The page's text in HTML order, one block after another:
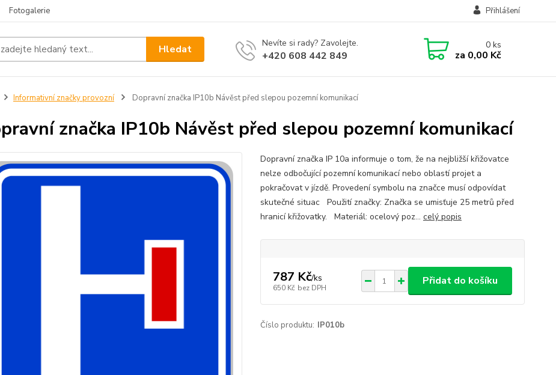
Fotogalerie Přihlášení
Hledat Nevíte si rady? Zavolejte.
+420 608 442 849
0ks
za 0,00 Kč
Informativní značky provozní Dopravní značka IP10b Návěst před slepou pozemní komunikací
značka IP10b Návěst před slepou pozemní komunikací
Dopravní značka IP 10a informuje o tom, že na nejbližší křižovatce
nelze odbočující pozemní komunikací nebo oblastí projet a
pokračovat v jízdě. Provedení symbolu na značce musí odpovídat
skutečné situac Použití značky: Značka se umisťuje 25 metrů před
hranicí křižovatky. Materiál: ocelový poz... celý popis
787 Kč/ks
650 Kč bez DPH
Přidat do košíku
Číslo produktu: IP010b